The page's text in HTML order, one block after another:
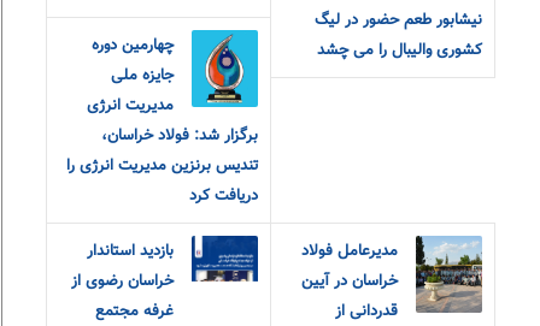
نیشابور طعم حضور در لیگ
کشوری والیبال را می چشد
چهارمین دوره
جایزه ملی
مدیریت انرژی
برگزار شد: فولاد خراسان،
تندیس برنزین مدیریت انرژی را
دریافت کرد
مدیرعامل فولاد
خراسان در آیین
قدردانی از
بازدید استاندار
خراسان رضوی از
غرفه مجتمع